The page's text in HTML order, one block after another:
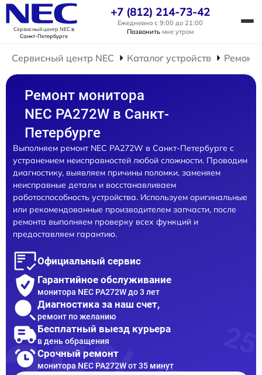
Сервисный центр NECв
Санкт-Петербурге
+7 (812) 214-73-42
Ежедневно с 9:00 до 21:00
Позвонить мне утром
Сервисный центр NEC Каталог устройств Ремонт
Ремонт монитора
NEC PA272W в Санкт-
Петербурге
Выполняем ремонт NEC PA272W в Санкт-Петербурге с
устранением неисправностей любой сложности. Проводим
диагностику, выявляем причины поломки, заменяем
неисправные детали и восстанавливаем
работоспособность устройства. Используем оригинальные
или рекомендованные производителем запчасти, после
ремонта выполняем проверку всех функций и
предоставляем гарантию.
Официальный сервис
Гарантийное обслуживание
монитора NEC PA272W до 3 лет
Диагностика за наш счет,
ремонт по желанию
Бесплатный выезд курьера
в день обращения
Срочный ремонт
монитора NEC PA272W от 35 минут